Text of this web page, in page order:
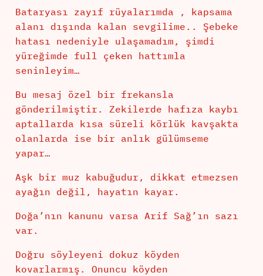
Bataryası zayıf rüyalarımda , kapsama
alanı dışında kalan sevgilime.. Şebeke
hatası nedeniyle ulaşamadım, şimdi
yüreğimde full çeken hattımla
seninleyim…
Bu mesaj özel bir frekansla
gönderilmiştir. Zekilerde hafıza kaybı
aptallarda kısa süreli körlük kavşakta
olanlarda ise bir anlık gülümseme
yapar…
Aşk bir muz kabuğudur, dikkat etmezsen
ayağın değil, hayatın kayar.
Doğa’nın kanunu varsa Arif Sağ’ın sazı
var.
Doğru söyleyeni dokuz köyden
kovarlarmış. Onuncu köyden